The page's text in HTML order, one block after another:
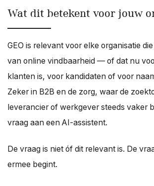
Wat dit betekent voor jouw
GEO is relevant voor elke organisatie
van online vindbaarheid — of dat nu
klanten is, voor kandidaten of voor
Zeker in B2B en de zorg, waar de
leverancier of werkgever steeds vaker
vraag aan een AI-assistent.
De vraag is niet óf dit relevant is. De
ermee begint.